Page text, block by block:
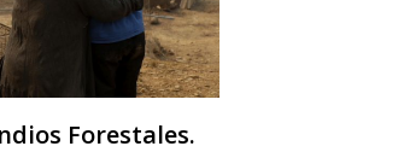
Forestales.